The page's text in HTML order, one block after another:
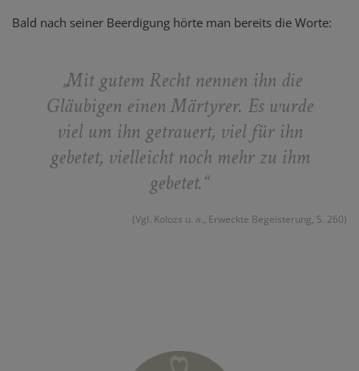
Bald nach seiner Beerdigung hörte man bereits die Worte:
„Mit gutem Recht nennen ihn die
Gläubigen einen Märtyrer. Es wurde
viel um ihn getrauert, viel für ihn
gebetet, vielleicht noch mehr zu ihm
gebetet.“
(Vgl. Kolozs u. a., Erweckte Begeisterung, S. 260)